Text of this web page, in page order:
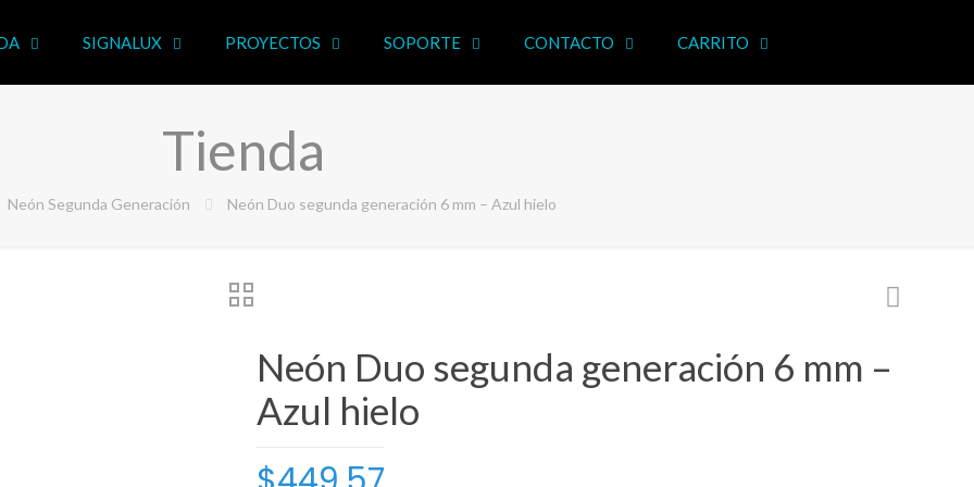
SIGNALUX PROYECTOS SOPORTE CONTACTO CARRITO
Tienda
Neón Segunda Generación Neón Duo segunda generación 6 mm – Azul hielo
Neón Duo segunda generación 6 mm –
Azul hielo